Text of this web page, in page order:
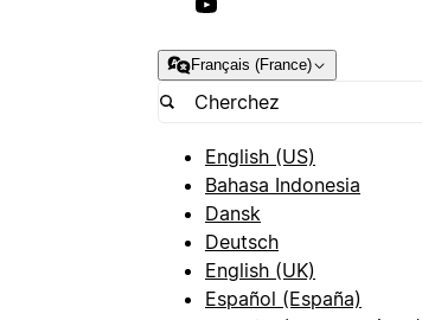
Français (France)
English (US)
Bahasa Indonesia
Dansk
Deutsch
English (UK)
Español (España)